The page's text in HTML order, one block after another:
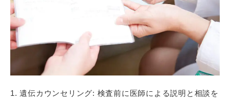
1. 遺伝カウンセリング: 検査前に医師による説明と相談を